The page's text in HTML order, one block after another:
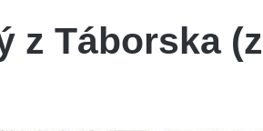
z Táborska